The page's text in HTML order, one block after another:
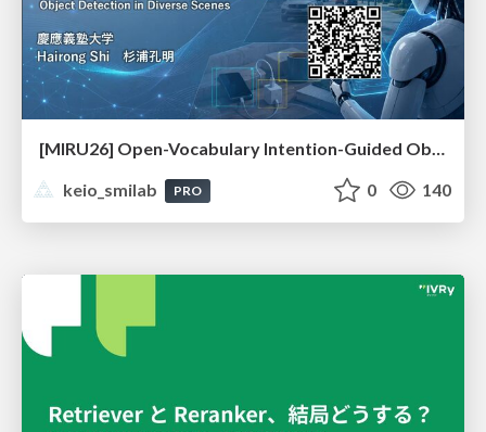
[MIRU26] Open-Vocabulary Intention-Guided Object Detection in Diverse Scenes
keio_smilab
PRO 0 140